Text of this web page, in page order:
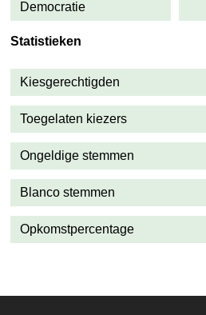
Democratie
Statistieken
Kiesgerechtigden
Toegelaten kiezers
Ongeldige stemmen
Blanco stemmen
Opkomstpercentage